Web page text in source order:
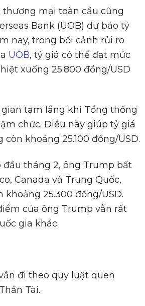
mại toàn cầu cũng
Bank (UOB) dự báo tỷ
nay, trong bối cảnh rủi ro
UOB, tỷ giá có thể đạt mức
xuống 25.800 đồng/USD
gian tạm lắng khi Tổng thống
chức. Điều này giúp tỷ giá
khoảng 25.100 đồng/USD.
đầu tháng 2, ông Trump bất
Canada và Trung Quốc,
25.300 đồng/USD.
của ông Trump vẫn rất
gia khác.
đi theo quy luật quen
Tài.